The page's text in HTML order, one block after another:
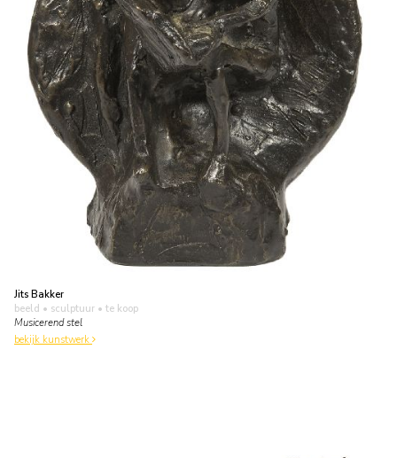
Jits Bakker
beeld • sculptuur • te koop
Musicerend stel
bekijk kunstwerk